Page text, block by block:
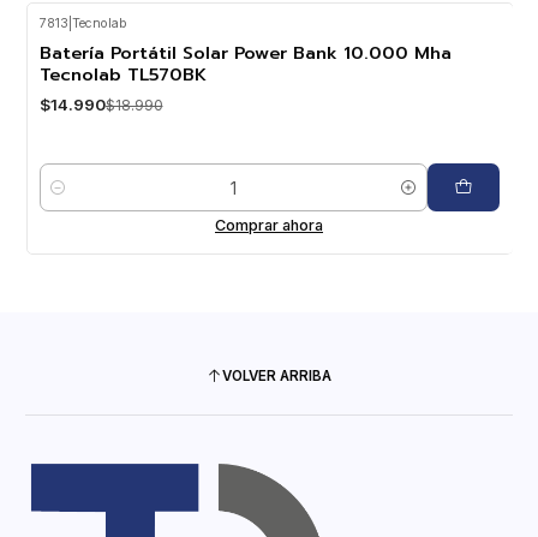
7813 Tecnolab
Batería Portátil Solar Power Bank 10.000 Mha
Tecnolab TL570BK
$14.990$18.990
Cantidad
Comprar ahora
VOLVER ARRIBA